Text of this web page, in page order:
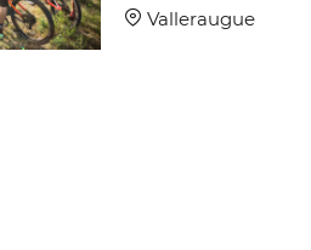
Valleraugue